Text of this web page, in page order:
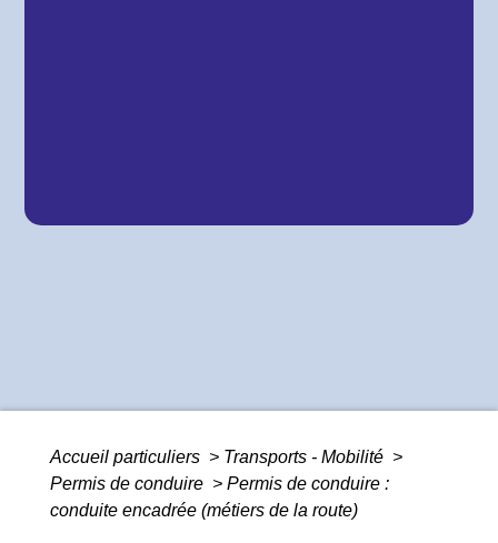
Accueil particuliers > Transports - Mobilité >
Permis de conduire > Permis de conduire :
conduite encadrée (métiers de la route)